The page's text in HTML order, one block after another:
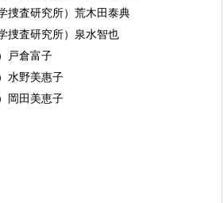
捜査研究所）荒木田泰典
捜査研究所）泉水智也
戸倉富子
水野美惠子
岡田美恵子